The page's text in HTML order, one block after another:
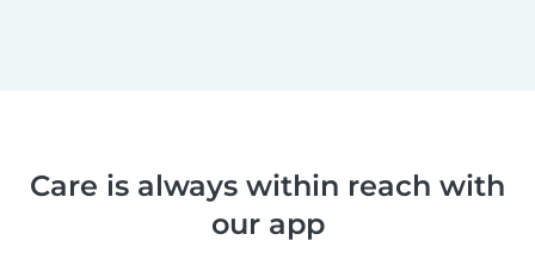
Care is always within reach with
our app